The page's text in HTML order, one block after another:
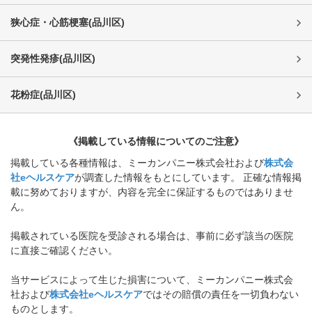
狭心症・心筋梗塞(品川区)
突発性発疹(品川区)
花粉症(品川区)
《掲載している情報についてのご注意》
掲載している各種情報は、ミーカンパニー株式会社および株式会
社eヘルスケアが調査した情報をもとにしています。 正確な情報掲
載に努めておりますが、内容を完全に保証するものではありませ
ん。
掲載されている医院を受診される場合は、事前に必ず該当の医院
に直接ご確認ください。
当サービスによって生じた損害について、ミーカンパニー株式会
社および株式会社eヘルスケアではその賠償の責任を一切負わない
ものとします。